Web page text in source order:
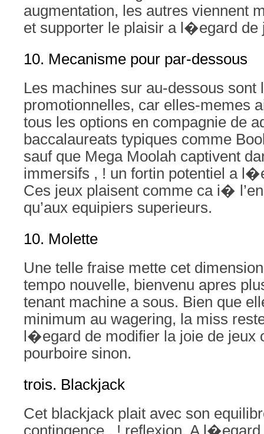
augmentation, les autres viennent
et supporter le plaisir a l�egard de
10. Mecanisme pour par-dessous
Les machines sur au-dessous sont
promotionnelles, car elles-memes
tous les options en compagnie de
baccalaureats typiques comme
sauf que Mega Moolah captivent
immersifs , ! un fortin potentiel a
Ces jeux plaisent comme ca i�
qu’aux equipiers superieurs.
10. Molette
Une telle fraise mette cet
tempo nouvelle, bienvenu apres
tenant machine a sous. Bien que
minimum au wagering, la miss
l�egard de modifier la joie de jeux
pourboire sinon.
trois. Blackjack
Cet blackjack plait avec son
contingence , ! reflexion. A